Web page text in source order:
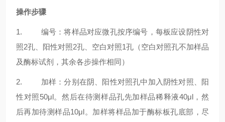
操作步骤
1. 编号：将样品对应微孔按序编号，每板应设阴性对
照2孔、阳性对照2孔、空白对照1孔（空白对照孔不加样品
及酶标试剂，其余各步操作相同）
2. 加样：分别在阴、阳性对照孔中加入阴性对照、阳
性对照50μl。然后在待测样品孔先加样品稀释液40μl，然
后再加待测样品10μl。加样将样品加于酶标板孔底部，尽